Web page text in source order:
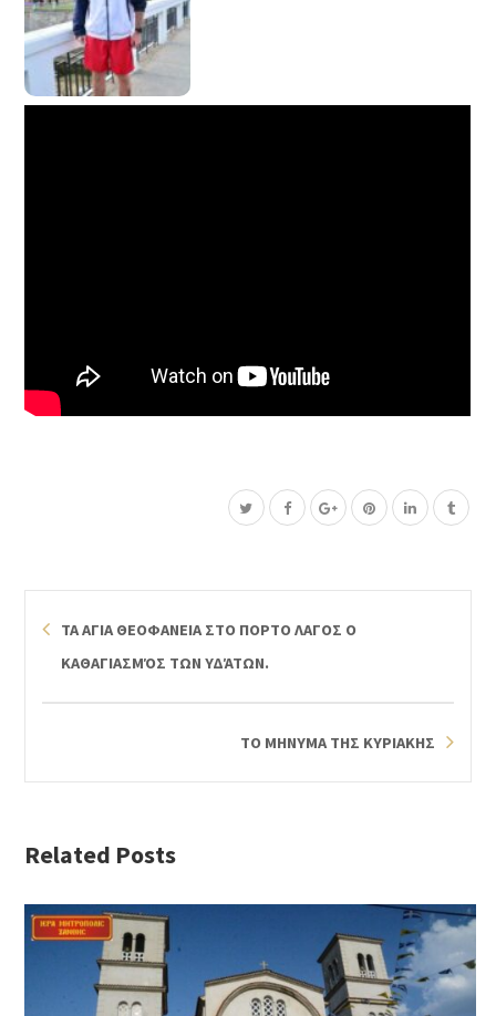
ΤΑ ΑΓΙΑ ΘΕΟΦΑΝΕΙΑ ΣΤΟ ΠΟΡΤΟ ΛΑΓΟΣ Ο
ΚΑΘΑΓΙΑΣΜΌΣ ΤΩΝ ΥΔΆΤΩΝ.
ΤΟ ΜΗΝΥΜΑ ΤΗΣ ΚΥΡΙΑΚΗΣ
Related Posts